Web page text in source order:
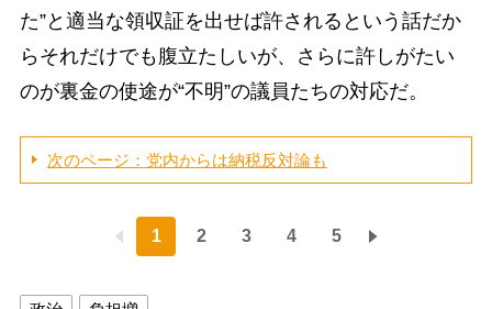
た”と適当な領収証を出せば許されるという話だか
らそれだけでも腹立たしいが、さらに許しがたい
のが裏金の使途が“不明”の議員たちの対応だ。
次のページ：党内からは納税反対論も
1 2 3 4 5